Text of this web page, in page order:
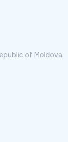
of Moldova.